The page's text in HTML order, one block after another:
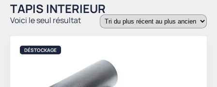
TAPIS INTERIEUR
Voici le seul résultat
DÉSTOCKAGE